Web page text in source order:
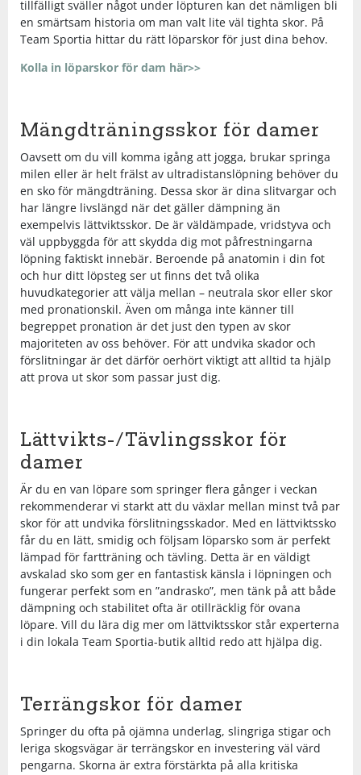
Shorts
Supporterkläder
Tights
Tröjor
Underkläder
Sandaler & tofflor
Sneakers
Skridskor
Sporttillbehör
Övrigt
Regnkläder
Shorts
Sportkläder
Supporterkläder
T-shirts & linnen
Tights
Tröjor
Löparskor
Padel & tennisskor
Skotillbehör
Sneakers
Träningsskor
Vandringskor
Walkingskor
Glasögon
Handskar
Klubbor
Lek & spel
Racket
Skidor
Skridskor
Sporttillbehör
Träning
Tält
Väskor
Regnkläder
Shorts
Sportkläder
Supporterkläder
T-shirts & linnen
Tights
Tröjor
Löparskor
Padel & tennisskor
Skotillbehör
Sneakers
Träningsskor
Vandringskor
Walkingskor
Glasögon
Handskar
Klubbor
Lek & spel
Racket
Skidor
Skridskor
Sporttillbehör
Träning
Tält
Väskor
Bordtennis
Cykel
Handboll
Hockey
Innebandy
Lek & spel
Långfärdsskridskor
Löpning
Orientering
Outdoor
Padel
Rullskidor
Sportswear
Squash
tillfälligt sväller något under löpturen kan det nämligen bli
en smärtsam historia om man valt lite väl tighta skor. På
Team Sportia hittar du rätt löparskor för just dina behov.
Kolla in löparskor för dam här>>
Mängdträningsskor för damer
Oavsett om du vill komma igång att jogga, brukar springa
milen eller är helt frälst av ultradistanslöpning behöver du
en sko för mängdträning. Dessa skor är dina slitvargar och
har längre livslängd när det gäller dämpning än
exempelvis lättviktsskor. De är väldämpade, vridstyva och
väl uppbyggda för att skydda dig mot påfrestningarna
löpning faktiskt innebär. Beroende på anatomin i din fot
och hur ditt löpsteg ser ut finns det två olika
huvudkategorier att välja mellan – neutrala skor eller skor
med pronationskil. Även om många inte känner till
begreppet pronation är det just den typen av skor
majoriteten av oss behöver. För att undvika skador och
förslitningar är det därför oerhört viktigt att alltid ta hjälp
att prova ut skor som passar just dig.
Lättvikts-/Tävlingsskor för
damer
Är du en van löpare som springer flera gånger i veckan
rekommenderar vi starkt att du växlar mellan minst två par
skor för att undvika förslitningsskador. Med en lättviktssko
får du en lätt, smidig och följsam löparsko som är perfekt
lämpad för fartträning och tävling. Detta är en väldigt
avskalad sko som ger en fantastisk känsla i löpningen och
fungerar perfekt som en ”andrasko”, men tänk på att både
dämpning och stabilitet ofta är otillräcklig för ovana
löpare. Vill du lära dig mer om lättviktsskor står experterna
i din lokala Team Sportia-butik alltid redo att hjälpa dig.
Terrängskor för damer
Springer du ofta på ojämna underlag, slingriga stigar och
leriga skogsvägar är terrängskor en investering väl värd
pengarna. Skorna är extra förstärkta på alla kritiska